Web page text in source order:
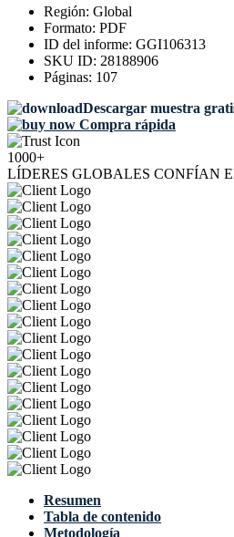
Región: Global
Formato: PDF
ID del informe: GGI106313
SKU ID: 28188906
Páginas: 107
Descargar muestra
Compra rápida
1000+
LÍDERES GLOBALES CONFÍAN
Resumen
Tabla de contenido
Metodología